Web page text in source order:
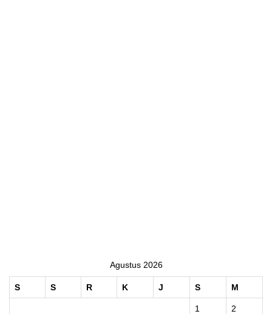
Agustus 2026
S S R K J S M
1 2